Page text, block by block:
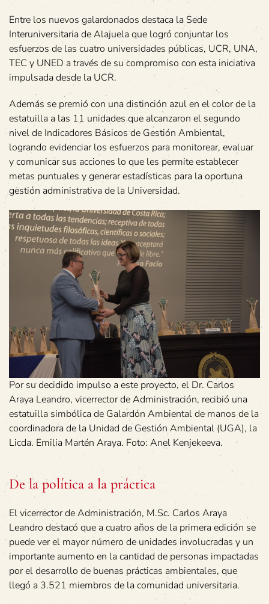
Entre los nuevos galardonados destaca la Sede
Interuniversitaria de Alajuela que logró conjuntar los
esfuerzos de las cuatro universidades públicas, UCR, UNA,
TEC y UNED a través de su compromiso con esta iniciativa
impulsada desde la UCR.
Además se premió con una distinción azul en el color de la
estatuilla a las 11 unidades que alcanzaron el segundo
nivel de Indicadores Básicos de Gestión Ambiental,
logrando evidenciar los esfuerzos para monitorear, evaluar
y comunicar sus acciones lo que les permite establecer
metas puntuales y generar estadísticas para la oportuna
gestión administrativa de la Universidad.
Por su decidido impulso a este proyecto, el Dr. Carlos
Araya Leandro, vicerrector de Administración, recibió una
estatuilla simbólica de Galardón Ambiental de manos de la
coordinadora de la Unidad de Gestión Ambiental (UGA), la
Licda. Emilia Martén Araya. Foto: Anel Kenjekeeva.
De la política a la práctica
El vicerrector de Administración, M.Sc. Carlos Araya
Leandro destacó que a cuatro años de la primera edición se
puede ver el mayor número de unidades involucradas y un
importante aumento en la cantidad de personas impactadas
por el desarrollo de buenas prácticas ambientales, que
llegó a 3.521 miembros de la comunidad universitaria.